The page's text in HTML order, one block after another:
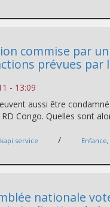
commise par
prévues par
- 13:09
aussi être
RD Congo. Quelles sont
service / Enfance,
nationale